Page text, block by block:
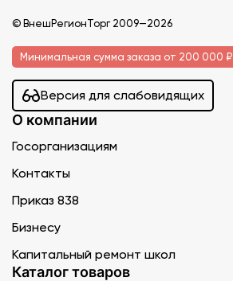
© ВнешРегионТорг 2009—2026
Минимальная сумма заказа от 200 000 ₽
Версия для слабовидящих
О компании
Госорганизациям
Контакты
Приказ 838
Бизнесу
Капитальный ремонт школ
Каталог товаров